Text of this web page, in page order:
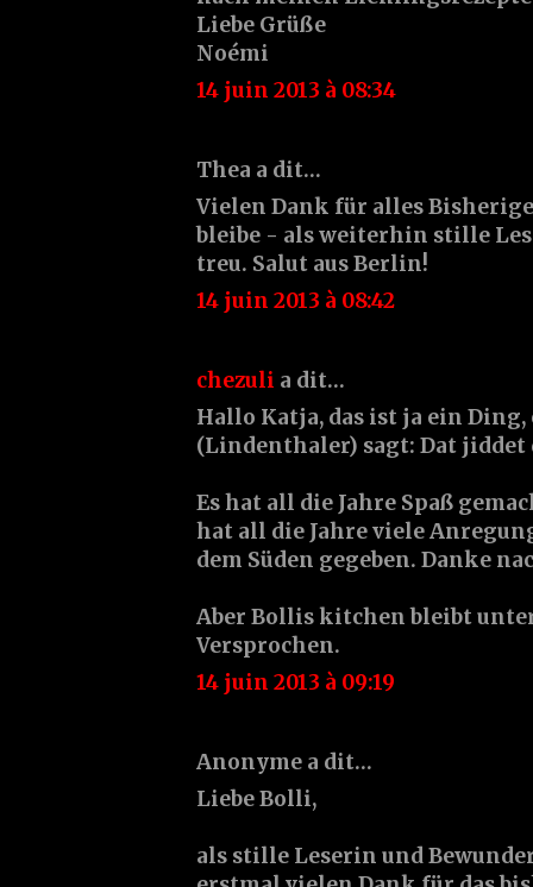
Liebe Grüße
Noémi
14 juin 2013 à 08:34
Thea a dit…
Vielen Dank für alles
bleibe - als weiterhin stille
treu. Salut aus Berlin!
14 juin 2013 à 08:42
chezuli a dit…
Hallo Katja, das ist ja ein
(Lindenthaler) sagt: Dat jiddet
Es hat all die Jahre Spaß
hat all die Jahre viele
dem Süden gegeben. Danke
Aber Bollis kitchen bleibt
Versprochen.
14 juin 2013 à 09:19
Anonyme a dit…
Liebe Bolli,
als stille Leserin und